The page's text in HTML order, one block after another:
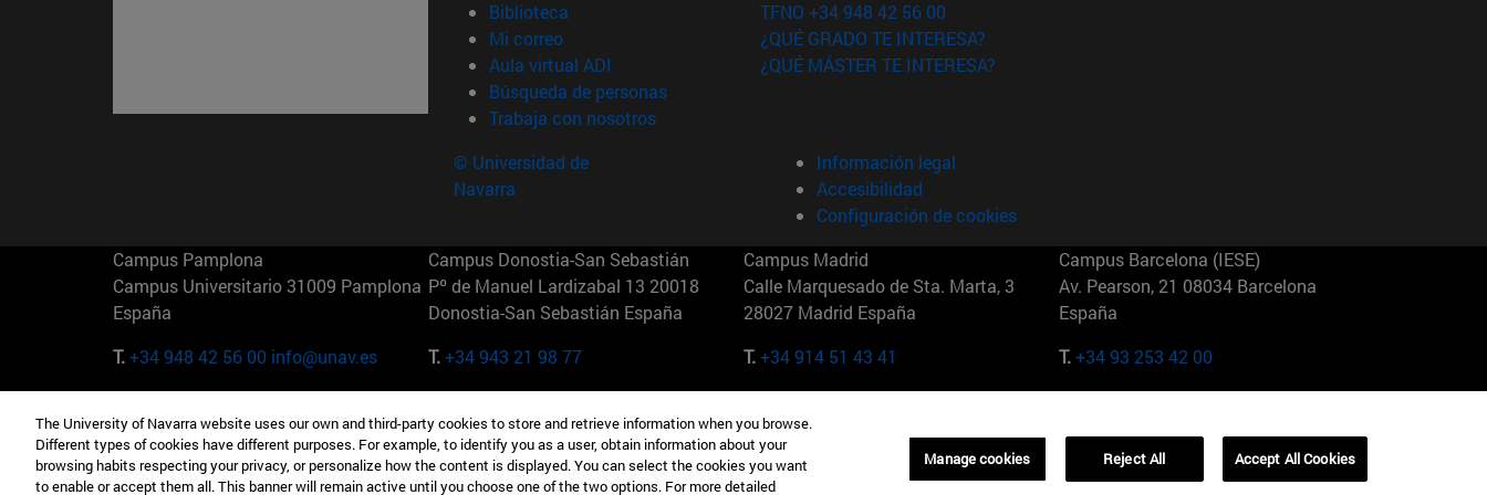
Biblioteca (abre en nueva ventana)
Mi correo(abre en nueva ventana)
Aula virtual ADI (abre en nueva ventana)
Búsqueda de personas(abre en nueva ventana)
Trabaja con nosotros(abre en nueva ventana)
TFNO +34 948 42 56 00
¿QUÉ GRADO TE INTERESA?
¿QUÉ MÁSTER TE INTERESA?
© Universidad de
Navarra
Información legal
Accesibilidad
Configuración de cookies
Campus Pamplona
Campus Universitario 31009 Pamplona
España
T.+34 948 42 56 00 info@unav.es
Campus Donostia-San Sebastián
Pº de Manuel Lardizabal 13 20018
Donostia-San Sebastián España
T.+34 943 21 98 77
Campus Madrid
Calle Marquesado de Sta. Marta, 3
28027 Madrid España
T.+34 914 51 43 41
Campus Barcelona (IESE)
Av. Pearson, 21 08034 Barcelona
España
T.+34 93 253 42 00
Camino del Cerro Águila 3 28023
Madrid España
165 W 57th St 10019-2201 Nueva York
EE.UU
Maria-Theresia-Straße 15 81675
Múnich Alemania
01321001 Bela Vista Brasil
The University of Navarra website uses our own and third-party cookies to store and retrieve information when you browse.
Different types of cookies have different purposes. For example, to identify you as a user, obtain information about your
browsing habits respecting your privacy, or personalize how the content is displayed. You can select the cookies you want
to enable or accept them all. This banner will remain active until you choose one of the two options. For more detailed
Manage cookies Reject All Accept All Cookies